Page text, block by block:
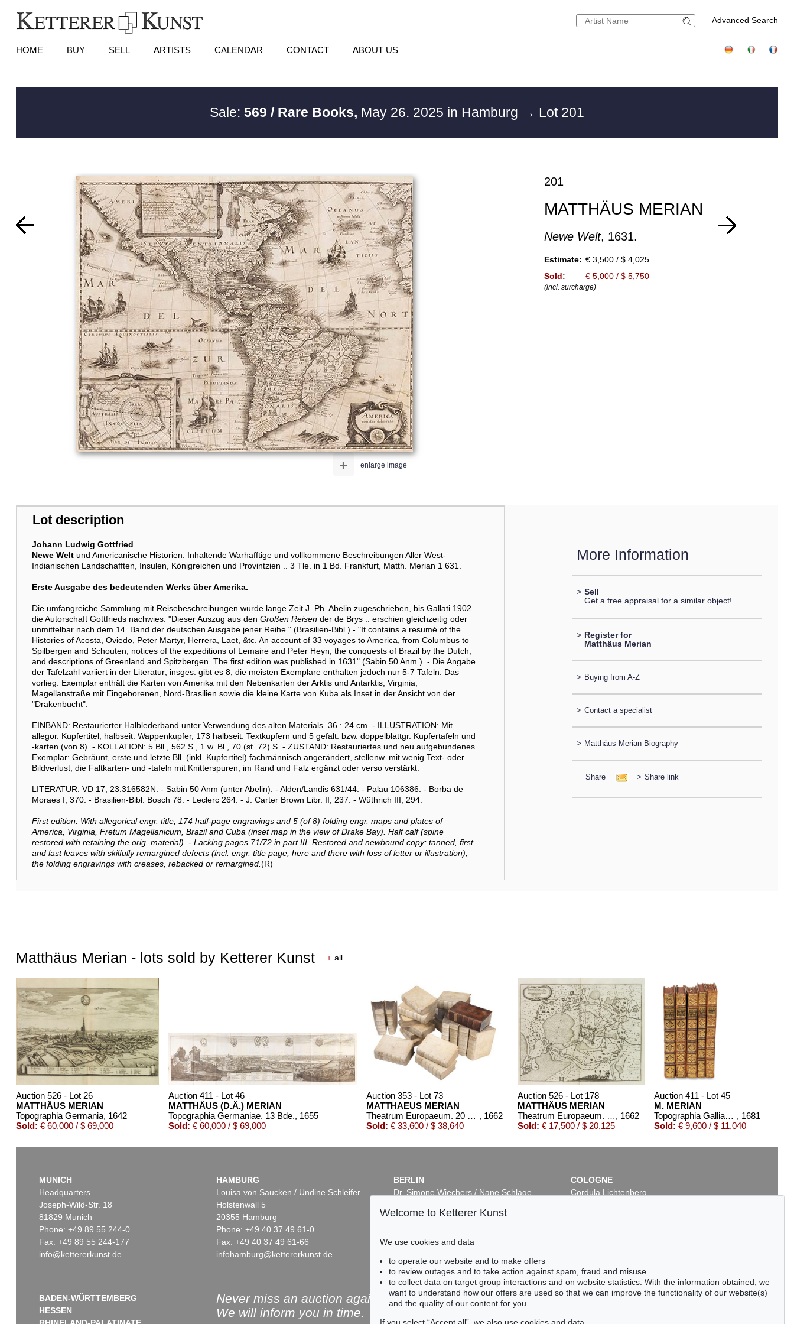
Advanced Search
HOME BUY SELL ARTISTS CALENDAR CONTACT ABOUT US
Sale: 569 / Rare Books, May 26. 2025 in Hamburg → Lot 201
enlarge image
+
201
MATTHÄUS MERIAN
Newe Welt, 1631.
Estimate: € 3,500 / $ 4,025
Sold:
€ 5,000 / $ 5,750
(incl. surcharge)
Lot description
Johann Ludwig Gottfried
Newe Weltund Americanische Historien. Inhaltende Warhafftige und vollkommene Beschreibungen Aller West-
Indianischen Landschafften, Insulen, Königreichen und Provintzien .. 3 Tle. in 1 Bd. Frankfurt, Matth. Merian 1 631.
Erste Ausgabe des bedeutenden Werks über Amerika.
Die umfangreiche Sammlung mit Reisebeschreibungen wurde lange Zeit J. Ph. Abelin zugeschrieben, bis Gallati 1902
die Autorschaft Gottfrieds nachwies. "Dieser Auszug aus den Großen Reisender de Brys .. erschien gleichzeitig oder
unmittelbar nach dem 14. Band der deutschen Ausgabe jener Reihe." (Brasilien-Bibl.) - "It contains a resumé of the
Histories of Acosta, Oviedo, Peter Martyr, Herrera, Laet, &tc. An account of 33 voyages to America, from Columbus to
Spilbergen and Schouten; notices of the expeditions of Lemaire and Peter Heyn, the conquests of Brazil by the Dutch,
and descriptions of Greenland and Spitzbergen. The first edition was published in 1631" (Sabin 50 Anm.). - Die Angabe
der Tafelzahl variiert in der Literatur; insges. gibt es 8, die meisten Exemplare enthalten jedoch nur 5-7 Tafeln. Das
vorlieg. Exemplar enthält die Karten von Amerika mit den Nebenkarten der Arktis und Antarktis, Virginia,
Magellanstraße mit Eingeborenen, Nord-Brasilien sowie die kleine Karte von Kuba als Inset in der Ansicht von der
"Drakenbucht".
EINBAND: Restaurierter Halblederband unter Verwendung des alten Materials. 36 : 24 cm. - ILLUSTRATION: Mit
allegor. Kupfertitel, halbseit. Wappenkupfer, 173 halbseit. Textkupfern und 5 gefalt. bzw. doppelblattgr. Kupfertafeln und
-karten (von 8). - KOLLATION: 5 Bll., 562 S., 1 w. Bl., 70 (st. 72) S. - ZUSTAND: Restauriertes und neu aufgebundenes
Exemplar: Gebräunt, erste und letzte Bll. (inkl. Kupfertitel) fachmännisch angerändert, stellenw. mit wenig Text- oder
Bildverlust, die Faltkarten- und -tafeln mit Knitterspuren, im Rand und Falz ergänzt oder verso verstärkt.
LITERATUR: VD 17, 23:316582N. - Sabin 50 Anm (unter Abelin). - Alden/Landis 631/44. - Palau 106386. - Borba de
Moraes I, 370. - Brasilien-Bibl. Bosch 78. - Leclerc 264. - J. Carter Brown Libr. II, 237. - Wüthrich III, 294.
First edition. With allegorical engr. title, 174 half-page engravings and 5 (of 8) folding engr. maps and plates of
America, Virginia, Fretum Magellanicum, Brazil and Cuba (inset map in the view of Drake Bay). Half calf (spine
restored with retaining the orig. material). - Lacking pages 71/72 in part III. Restored and newbound copy: tanned, first
and last leaves with skilfully remargined defects (incl. engr. title page; here and there with loss of letter or illustration),
the folding engravings with creases, rebacked or remargined.(R)
More Information
> Sell
Get a free appraisal for a similar object!
> Register for
Matthäus Merian
> Buying from A-Z
> Contact a specialist
> Matthäus Merian Biography
Share > Share link
Matthäus Merian - lots sold by Ketterer Kunst + all
Auction 526 - Lot 26
MATTHÄUS MERIAN
Topographia Germania, 1642
Sold: € 60,000 / $ 69,000
Auction 411 - Lot 46
MATTHÄUS (D.Ä.) MERIAN
Topographia Germaniae. 13 Bde., 1655
Sold: € 60,000 / $ 69,000
Auction 353 - Lot 73
MATTHAEUS MERIAN
Theatrum Europaeum. 20 Bde. 1662. , 1662
Sold: € 33,600 / $ 38,640
Auction 526 - Lot 178
MATTHÄUS MERIAN
Theatrum Europaeum. 18 Bde. (von 21) in Kassetten, 1662
Sold: € 17,500 / $ 20,125
Auction 411 - Lot 45
M. MERIAN
Topographia Galliae-Italiae. 5 Bde. , 1681
Sold: € 9,600 / $ 11,040
Auction 328 - Lot 601
Auction 464 - Lot 446
Auction 482 - Lot 49
MATTHÄUS MERIAN
€ 7,380 / $ 8,487
Auction 456 - Lot 392
MATTHÄUS MERIAN
, 1646
Sold:€ 5,904 / $ 6,789
MATTHÄUS MERIAN
Biblia Germanica, 1704
Sold: € 5,500 / $ 6,324
MUNICH
Headquarters
Joseph-Wild-Str. 18
81829 Munich
Phone: +49 89 55 244-0
Fax: +49 89 55 244-177
info@kettererkunst.de
HAMBURG
Louisa von Saucken / Undine Schleifer
Holstenwall 5
20355 Hamburg
Phone: +49 40 37 49 61-0
Fax: +49 40 37 49 61-66
infohamburg@kettererkunst.de
BERLIN
Dr. Simone Wiechers / Nane Schlage
10719 Berlin
Fax: +49 30 88 67 56-43
COLOGNE
Cordula Lichtenberg
BADEN-WÜRTTEMBERG
HESSEN
Never miss an auction again!
We will inform you in time.
Welcome to Ketterer Kunst
We use cookies and data
to operate our website and to make offers
to review outages and to take action against spam, fraud and misuse
to collect data on target group interactions and on website statistics. With the information obtained, we
want to understand how our offers are used so that we can improve the functionality of our website(s)
and the quality of our content for you.